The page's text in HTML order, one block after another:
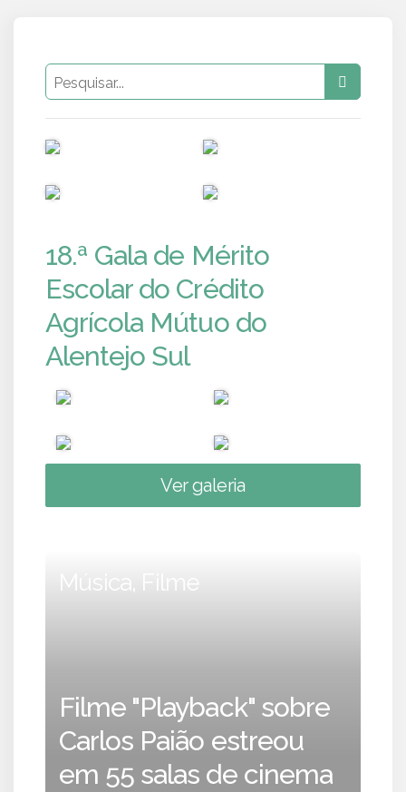
18.ª Gala de Mérito
Escolar do Crédito
Agrícola Mútuo do
Alentejo Sul
Ver galeria
Música, Filme
Filme "Playback" sobre
Carlos Paião estreou
em 55 salas de cinema